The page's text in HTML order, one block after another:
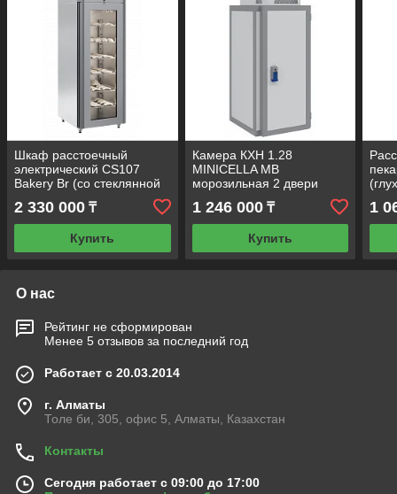
Шкаф расстоечный
электрический CS107
Bakery Br (со стеклянной
2 330 000 ₸
Купить
Камера КХН 1.28
MINICELLA MВ
морозильная 2 двери
1 246 000₸
Купить
1
О нас
Рейтинг не сформирован
Менее 5 отзывов за последний год
Работает с 20.03.2014
г. Алматы
Толе би, 305, офис 5, Алматы, Казахстан
Контакты
Сегодня работает с 09:00 до 17:00